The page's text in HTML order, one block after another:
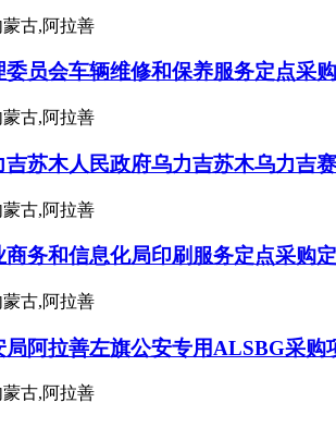
蒙古,阿拉善
员会车辆维修和保养服务定点采
蒙古,阿拉善
吉苏木人民政府乌力吉苏木乌力吉
蒙古,阿拉善
商务和信息化局印刷服务定点采购
蒙古,阿拉善
局阿拉善左旗公安专用ALSBG采
蒙古,阿拉善